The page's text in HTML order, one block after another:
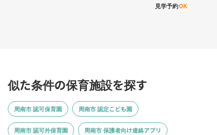
見学予約OK
似た条件の保育施設を探す
周南市 認可保育園 周南市 認定こども園
周南市 認可外保育園 周南市 保護者向け連絡アプリ